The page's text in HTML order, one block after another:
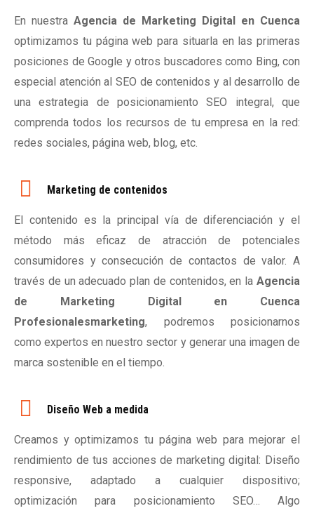
En nuestra Agencia de Marketing Digital en Cuenca
optimizamos tu página web para situarla en las primeras
posiciones de Google y otros buscadores como Bing, con
especial atención al SEO de contenidos y al desarrollo de
una estrategia de posicionamiento SEO integral, que
comprenda todos los recursos de tu empresa en la red:
redes sociales, página web, blog, etc.
Marketing de contenidos
El contenido es la principal vía de diferenciación y el
método más eficaz de atracción de potenciales
consumidores y consecución de contactos de valor. A
través de un adecuado plan de contenidos, en la Agencia
de Marketing Digital en Cuenca
Profesionalesmarketing, podremos posicionarnos
como expertos en nuestro sector y generar una imagen de
marca sostenible en el tiempo.
Diseño Web a medida
Creamos y optimizamos tu página web para mejorar el
rendimiento de tus acciones de marketing digital: Diseño
responsive, adaptado a cualquier dispositivo;
optimización para posicionamiento SEO… Algo